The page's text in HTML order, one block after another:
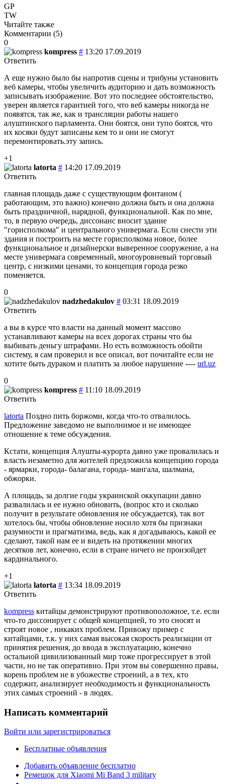
GP
TW
Читайте также
Комментарии (5)
0
kompress # 13:20 17.09.2019
Ответить
А еще нужно было бы напротив сцены и трибуны установить
веб камеры, чтобы увеличить аудиторию и дать возможность
записывать изображение. Вот это последнее обстоятельство,
уверен является гарантией того, что веб камеры никогда не
появятся, так же, как и трансляции работы нашего
алуштинского парламента. Они боятся, они тупо боятся, что
их косяки будут записаны кем то и они не смогут
перемонтировать.эту запись.
+1
latorta # 14:20 17.09.2019
Ответить
главная площадь даже с существующим фонтаном (
работающим, это важно) конечно должна быть и она должна
быть праздничной, нарядной, функциональной. Как по мне,
то, в первую очередь, диссонанс вносит здание
"горисполкома" и центрального универмага. Если снести эти
здания и построить на месте горисполкома новое, более
функциональное и дизайнерски выверенное сооружение, а на
месте универмага современный, многоуровневый торговый
центр, с низкими ценами, то концепция города резко
поменяется.
0
nadzhedakulov # 03:31 18.09.2019
Ответить
а вы в курсе что власти на данный момент массово
устанавливают камеры на всех дорогах страны что бы
выбивать деньгу штрафами. Но есть возможность обойти
систему, я сам проверил и все описал, вот почитайте если не
хотите быть дураком и платить за любое нарушение ---- url.uz
0
kompress # 11:10 18.09.2019
Ответить
latorta Поздно пить боржоми, когда что-то отвалилось.
Предложение заведомо не выполнимое и не имеющее
отношение к теме обсуждения.
Кстати, концепция Алушты-курорта давно уже провалилась и
власть незаметно для жителей предложила концепцию города
- ярмарки, города- балагана, города- мангала, шалмана,
обжорки.
А площадь, за долгие годы украинской оккупации давно
развалилась и ее нужно обновить, (вопрос кто и сколько
получит в результате обновления не обсуждается), так вот
хотелось бы, чтобы обновление носило хотя бы признаки
разумности и прагматизма, ведь, как я догадываюсь, какой ее
сделают, такой нам ее и видеть на протяжении многих
десятков лет, конечно, если в стране ничего не произойдет
кардинального.
+1
latorta # 13:34 18.09.2019
Ответить
kompress китайцы демонстрируют противоположное, т.е. если
что-то диссонирует с общей концепцией, то это сносят и
строят новое , никаких проблем. Привожу пример с
китайцами, т.к. у них самая высокая скорость реализации от
принятия решения, до ввода в эксплуатацию, конечно
остальной цивилизованный мир тоже прогрессирует в этой
части, но не так оперативно. При этом вы совершенно правы,
корень проблем не в убожестве строений, а в тех, кто
содержит, анализирует необходимость и функциональность
этих самых строений - в людях.
Написать комментарий
Войти или зарегистрироваться
Бесплатные объявления
Добавить объявление бесплатно
Ремешок для Xiaomi Mi Band 3 military